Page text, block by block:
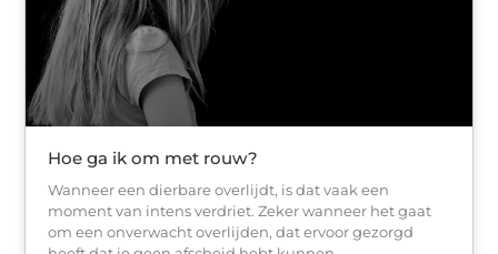
Hoe ga ik om met rouw?
Wanneer een dierbare overlijdt, is dat vaak een
moment van intens verdriet. Zeker wanneer het gaat
om een onverwacht overlijden, dat ervoor gezorgd